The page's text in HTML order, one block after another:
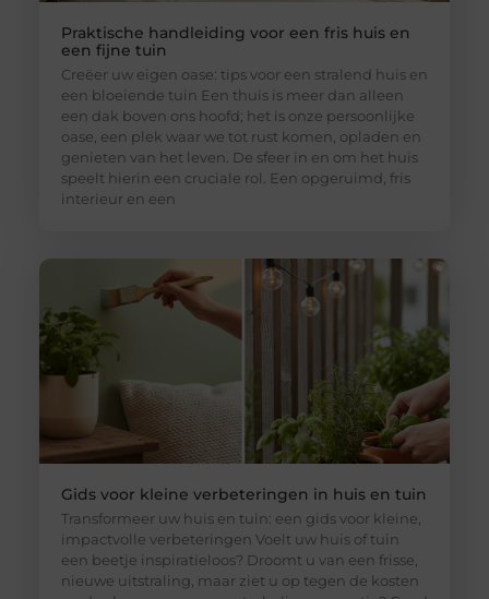
Praktische handleiding voor een fris huis en
een fijne tuin
Creëer uw eigen oase: tips voor een stralend huis en
een bloeiende tuin Een thuis is meer dan alleen
een dak boven ons hoofd; het is onze persoonlijke
oase, een plek waar we tot rust komen, opladen en
genieten van het leven. De sfeer in en om het huis
speelt hierin een cruciale rol. Een opgeruimd, fris
interieur en een
Gids voor kleine verbeteringen in huis en tuin
Transformeer uw huis en tuin: een gids voor kleine,
impactvolle verbeteringen Voelt uw huis of tuin
een beetje inspiratieloos? Droomt u van een frisse,
nieuwe uitstraling, maar ziet u op tegen de kosten